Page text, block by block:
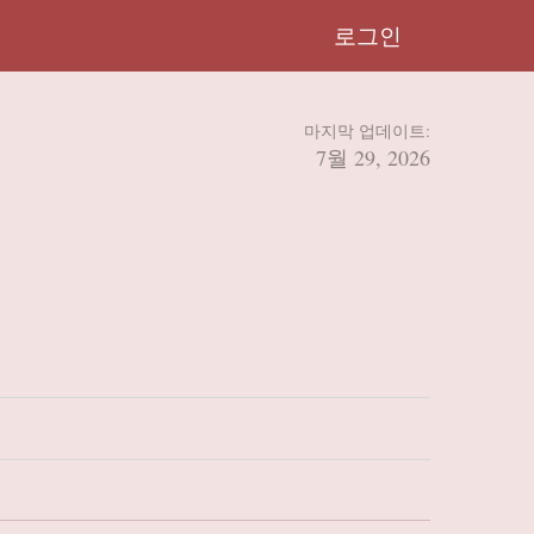
로그인
마지막 업데이트:
7월 29, 2026